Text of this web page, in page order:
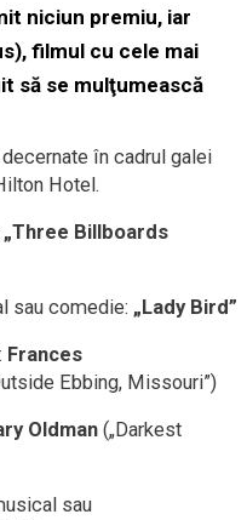
niciun premiu, iar
filmul cu cele mai
să se mulţumească
decernate în cadrul galei
Hotel.
„Three Billboards
sau comedie: „Lady Bird”
Frances
Ebbing, Missouri”)
Oldman („Darkest
sau